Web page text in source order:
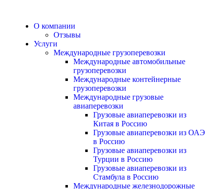
О компании
Отзывы
Услуги
Международные грузоперевозки
Международные автомобильные
грузоперевозки
Международные контейнерные
грузоперевозки
Международные грузовые
авиаперевозки
Грузовые авиаперевозки из
Китая в Россию
Грузовые авиаперевозки из ОАЭ
в Россию
Грузовые авиаперевозки из
Турции в Россию
Грузовые авиаперевозки из
Стамбула в Россию
Международные железнодорожные